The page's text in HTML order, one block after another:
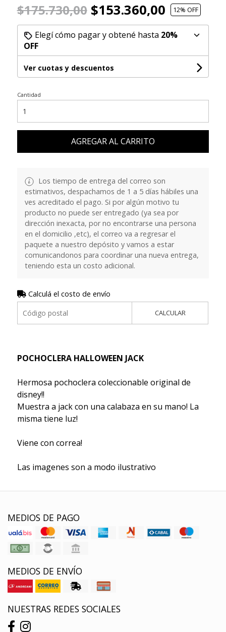
$175.730,00$153.360,00 12% OFF
Elegí cómo pagar y obtené hasta 20%
OFF
Ver cuotas y descuentos
Cantidad
AGREGAR AL CARRITO
Los tiempo de entrega del correo son
estimativos, despachamos de 1 a 5 días hábiles una
ves acreditado el pago. Si por algún motivo tu
producto no puede ser entregado (ya sea por
dirección inexacta, por no encontrarse una persona
en el domicilio ,etc), el correo va a regresar el
paquete a nuestro depósito y vamos a estar
comunicandonos para coordinar una nueva entrega,
teniendo esta un costo adicional.
Calculá el costo de envío
CALCULAR
POCHOCLERA HALLOWEEN JACK
Hermosa pochoclera coleccionable original de
disney!!
Muestra a jack con una calabaza en su mano! La
misma tiene luz!
Viene con correa!
Las imagenes son a modo ilustrativo
MEDIOS DE PAGO
MEDIOS DE ENVÍO
NUESTRAS REDES SOCIALES